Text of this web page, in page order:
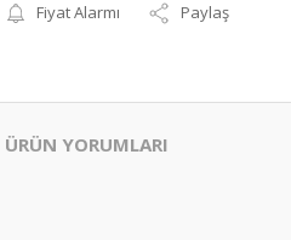
Fiyat Alarmı Paylaş
ÜRÜN YORUMLARI